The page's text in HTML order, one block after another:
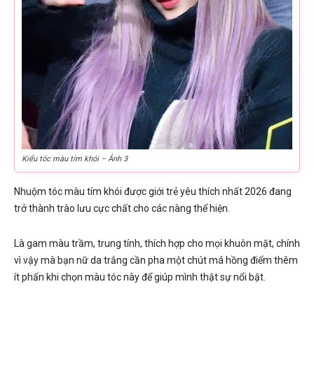
Kiểu tóc màu tím khói – Ảnh 3
Nhuộm tóc màu tím khói được giới trẻ yêu thích nhất 2026 đang
trở thành trào lưu cực chất cho các nàng thể hiện.
Là gam màu trầm, trung tính, thích hợp cho mọi khuôn mặt, chính
vì vậy mà bạn nữ da trắng cần pha một chút má hồng điểm thêm
ít phấn khi chọn màu tóc này để giúp mình thật sự nổi bật.